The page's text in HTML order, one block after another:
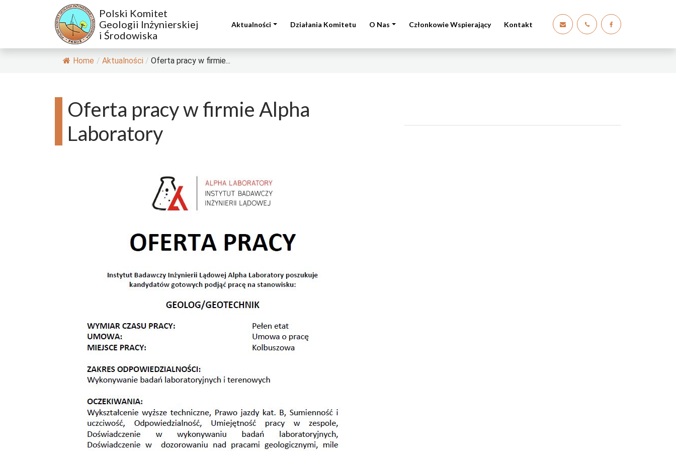
Polski Komitet
Geologii Inżynierskiej
i Środowiska
Aktualności Działania Komitetu O Nas Członkowie Wspierający Kontakt
Home / Aktualności / Oferta pracy w firmie...
Oferta pracy w firmie Alpha
Laboratory